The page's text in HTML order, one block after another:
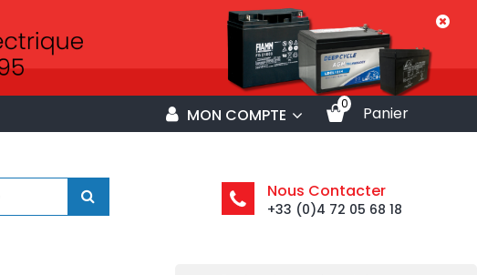
MON COMPTE Panier
0
Nous Contacter
+33 (0)4 72 05 68 18